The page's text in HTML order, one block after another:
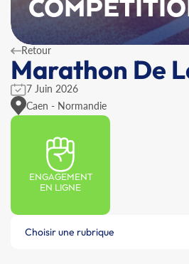
Retour
Marathon De
7 Juin 2026
Caen - Normandie
ENGAGEMENT
EN LIGNE
Choisir une rubrique